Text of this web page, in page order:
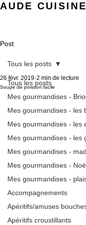
AUDE CUISINE
Post
Tous les posts
Mes gourmandises -
Mes gourmandises - les
Mes gourmandises - les
Mes gourmandises - les
Mes gourmandises -
Mes gourmandises -
Mes gourmandises -
Accompagnements
Apéritifs/amuses
Apéritifs croustillants
Tous les posts
Soupe de poisson facile
26 févr. 2019 2 min de lecture